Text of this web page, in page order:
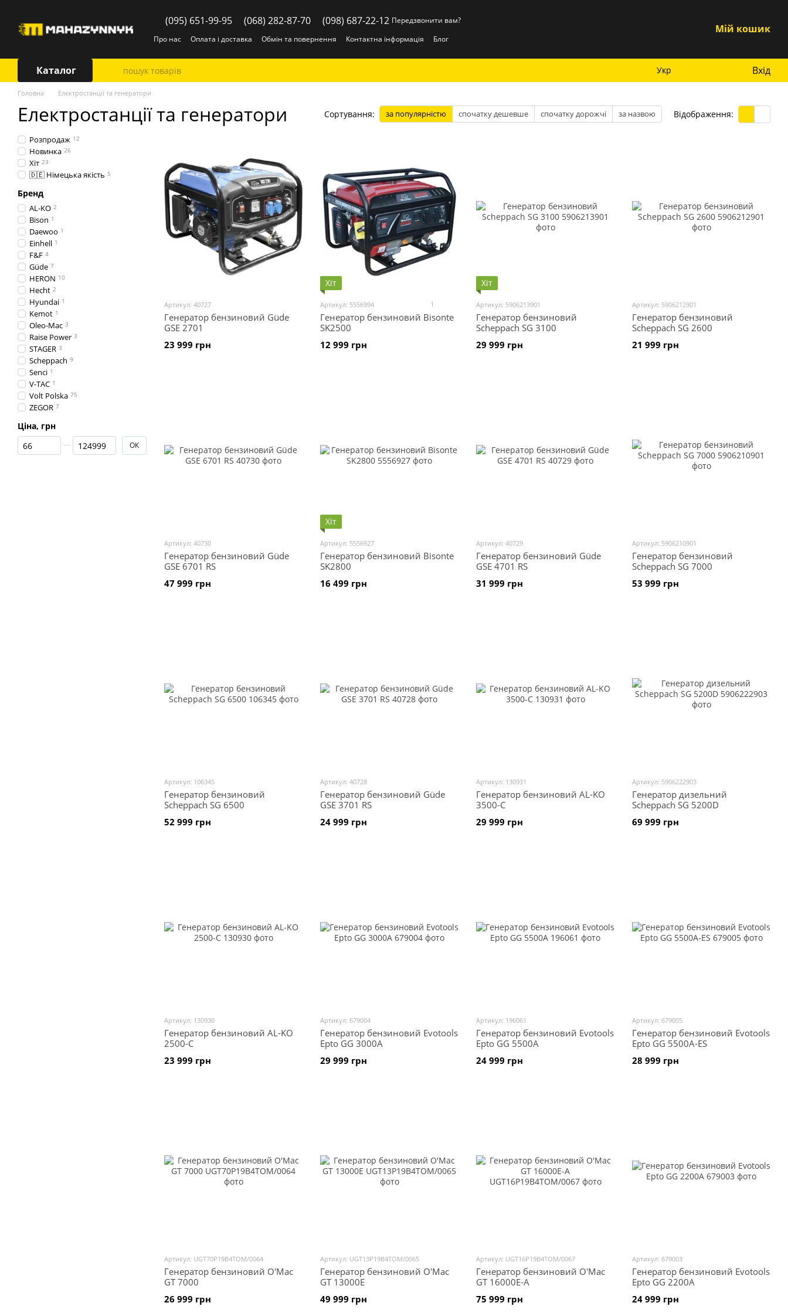
(095) 651-99-95 (068) 282-87-70 (098) 687-22-12 Передзвонити вам?
Про нас
Оплата і доставка Обмін та повернення Контактна інформація Блог
Мій кошик
Каталог Укр Вхід
Головна Електростанції та генератори
Електростанції та генератори Сортування: за популярністю спочатку дешевше спочатку дорожчі за назвою Відображення:
Артикул: 40727
Генератор бензиновий Güde
GSE 2701
23 999 грн
Хіт
Артикул: 5556994 1
Генератор бензиновий Bisonte
SK2500
12 999 грн
Хіт
Артикул: 5906213901
Генератор бензиновий
Scheppach SG 3100
29 999 грн
Артикул: 5906212901
Генератор бензиновий
Scheppach SG 2600
21 999 грн
Артикул: 40730
Генератор бензиновий Güde
GSE 6701 RS
47 999 грн
Хіт
Артикул: 5556927
Генератор бензиновий Bisonte
SK2800
16 499 грн
Артикул: 40729
Генератор бензиновий Güde
GSE 4701 RS
31 999 грн
Артикул: 5906210901
Генератор бензиновий
Scheppach SG 7000
53 999 грн
Артикул: 106345
Генератор бензиновий
Scheppach SG 6500
52 999 грн
Артикул: 40728
Генератор бензиновий Güde
GSE 3701 RS
24 999 грн
Артикул: 130931
Генератор бензиновий AL-KO
3500-C
29 999 грн
Артикул: 5906222903
Генератор дизельний
Scheppach SG 5200D
69 999 грн
Артикул: 130930
Генератор бензиновий AL-KO
2500-C
23 999 грн
Артикул: 679004
Генератор бензиновий Evotools
Epto GG 3000A
29 999 грн
Артикул: 196061
Генератор бензиновий Evotools
Epto GG 5500A
24 999 грн
Артикул: 679005
Генератор бензиновий Evotools
Epto GG 5500A-ES
28 999 грн
Артикул: UGT70P19B4TOM/0064
Генератор бензиновий O'Mac
GT 7000
26 999 грн
Артикул: UGT13P19B4TOM/0065
Генератор бензиновий O'Mac
GT 13000E
49 999 грн
Артикул: UGT16P19B4TOM/0067
Генератор бензиновий O'Mac
GT 16000E-A
75 999 грн
Артикул: 679003
Генератор бензиновий Evotools
Epto GG 2200A
24 999 грн
Розпродаж 12
Новинка 26
Хіт 23
🇩🇪 Німецька якість 5
Бренд
AL-KO 2
Bison 1
Daewoo 1
Einhell 1
F&F 4
Güde 7
HERON 10
Hecht 2
Hyundai 1
Kemot 1
Oleo-Mac 3
Raise Power 3
STAGER 3
Scheppach 9
Senci 1
V-TAC 1
Volt Polska 75
ZEGOR 7
Ціна, грн
Від Ціна, грн
До Ціна, грн ОК